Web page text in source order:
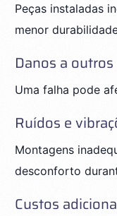
Peças instaladas
menor
Danos a
Uma falha pode
Ruídos e
Montagens
desconforto
Custos